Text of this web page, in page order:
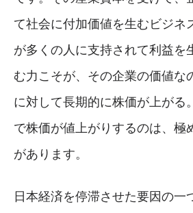
て社会に付加価値を生むビジネ
が多くの人に支持されて利益を
む力こそが、その企業の価値な
に対して長期的に株価が上がる
で株価が値上がりするのは、極
があります。
日本経済を停滞させた要因の一